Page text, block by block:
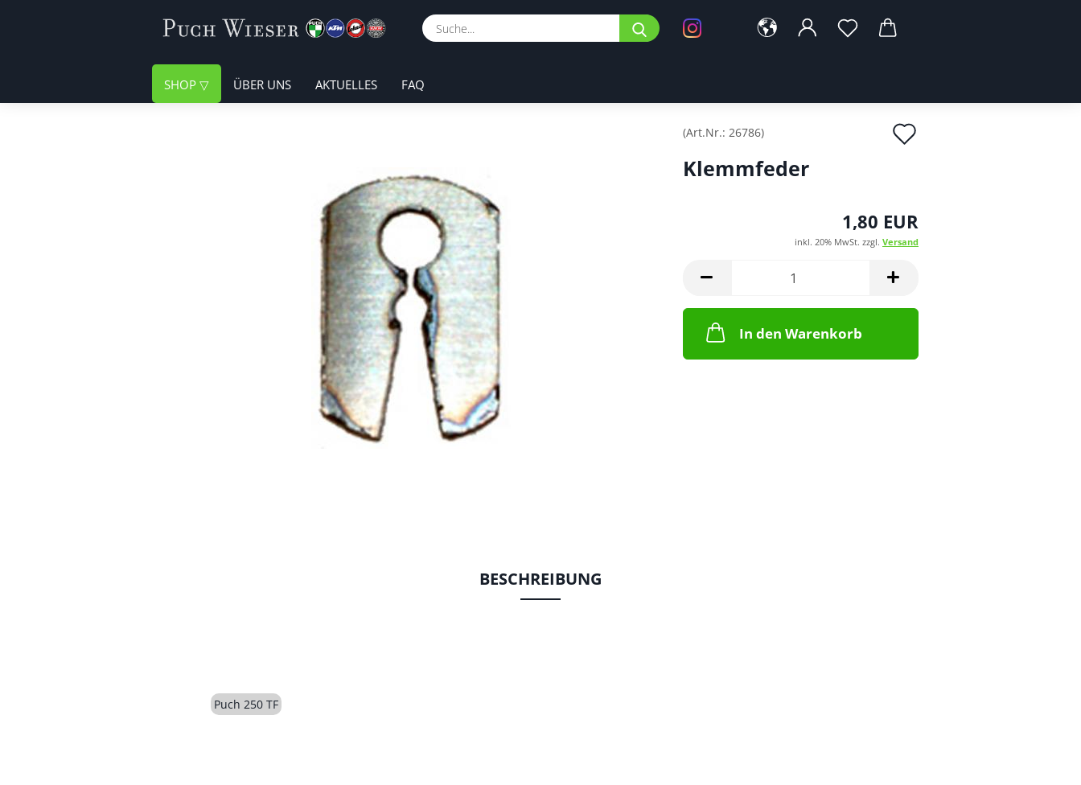
Suche...
SHOP ÜBER UNS AKTUELLES FAQ
(Art.Nr.: 26786)
Klemmfeder
1,80 EUR
inkl. 20% MwSt. zzgl. Versand
In den Warenkorb
BESCHREIBUNG
Puch 250 TF